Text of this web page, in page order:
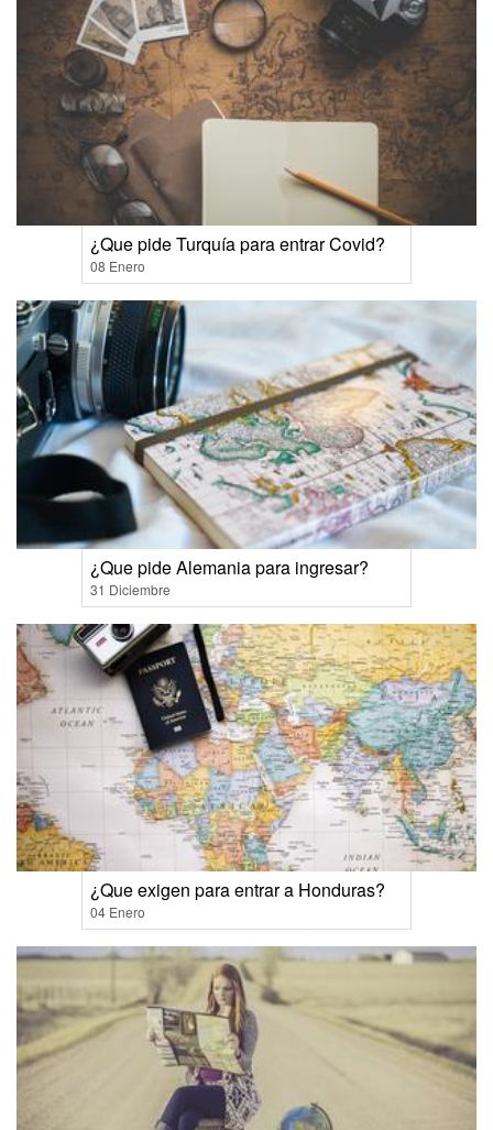
¿Que pide Turquía para entrar Covid?
08 Enero
¿Que pide Alemania para ingresar?
31 Diciembre
¿Que exigen para entrar a Honduras?
04 Enero